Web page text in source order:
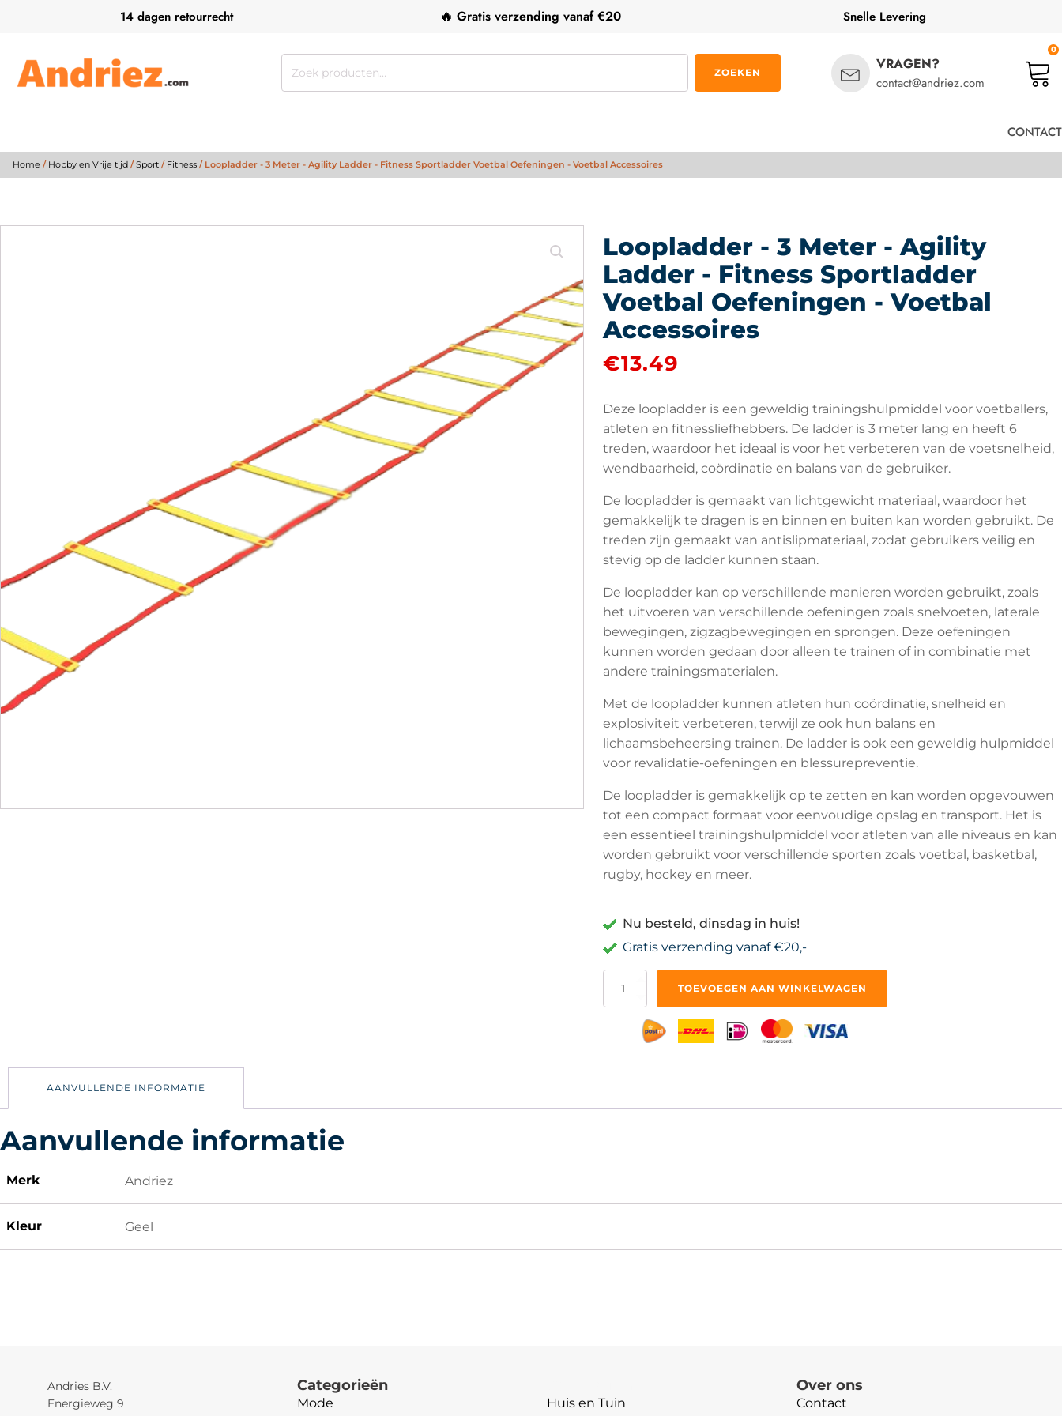
14 dagen retourrecht 🔥 Gratis verzending vanaf €20 Snelle Levering
Zoeken
ZOEKEN VRAGEN?
contact@andriez.com
0
CONTACT
Home / Hobby en Vrije tijd /Sport / Fitness / Loopladder - 3 Meter - Agility Ladder - Fitness Sportladder Voetbal Oefeningen - Voetbal Accessoires
Loopladder - 3 Meter - Agility
Ladder - Fitness Sportladder
Voetbal Oefeningen - Voetbal
Accessoires
€13.49
Deze loopladder is een geweldig trainingshulpmiddel voor voetballers,
atleten en fitnessliefhebbers. De ladder is 3 meter lang en heeft 6
treden, waardoor het ideaal is voor het verbeteren van de voetsnelheid,
wendbaarheid, coördinatie en balans van de gebruiker.
De loopladder is gemaakt van lichtgewicht materiaal, waardoor het
gemakkelijk te dragen is en binnen en buiten kan worden gebruikt. De
treden zijn gemaakt van antislipmateriaal, zodat gebruikers veilig en
stevig op de ladder kunnen staan.
De loopladder kan op verschillende manieren worden gebruikt, zoals
het uitvoeren van verschillende oefeningen zoals snelvoeten, laterale
bewegingen, zigzagbewegingen en sprongen. Deze oefeningen
kunnen worden gedaan door alleen te trainen of in combinatie met
andere trainingsmaterialen.
Met de loopladder kunnen atleten hun coördinatie, snelheid en
explosiviteit verbeteren, terwijl ze ook hun balans en
lichaamsbeheersing trainen. De ladder is ook een geweldig hulpmiddel
voor revalidatie-oefeningen en blessurepreventie.
De loopladder is gemakkelijk op te zetten en kan worden opgevouwen
tot een compact formaat voor eenvoudige opslag en transport. Het is
een essentieel trainingshulpmiddel voor atleten van alle niveaus en kan
worden gebruikt voor verschillende sporten zoals voetbal, basketbal,
rugby, hockey en meer.
Nu besteld, dinsdag in huis!
Gratis verzending vanaf €20,-
Loopladder
TOEVOEGEN AAN WINKELWAGEN
AANVULLENDE INFORMATIE
Aanvullende informatie
Merk Andriez
Kleur Geel
Andries B.V.
Energieweg 9
Categorieën
Mode
Huis en Tuin
Over ons
Contact